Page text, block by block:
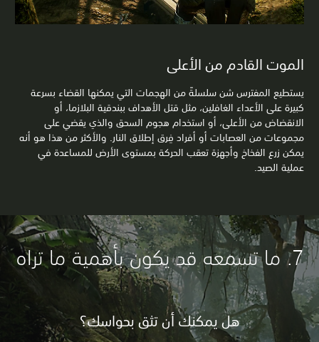
الموت القادم من الأعلى
يستطيع المفترس شن سلسلةً من الهجمات التي يمكنها القضاء بسرعة
كبيرة على الأعداء الغافلين، مثل قتل الأهداف ببندقية البلازما، أو
الانقضاض من الأعلى، أو استخدام هجوم السحق والذي يقضي على
مجموعات من العصابات أو أفراد فِرق إطلاق النار. والأكثر من هذا هو أنه
يمكن زرع الفخاخ وأجهزة تعقب الحركة بمستوى الأرض للمساعدة في
عملية الصيد.
7. ما تسمعه قد يكون بأهمية ما تراه
هل يمكنك أن تثق بحواسك؟